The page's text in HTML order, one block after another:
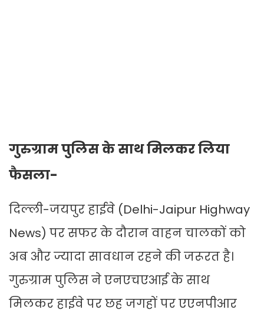
गुरुग्राम पुलिस के साथ मिलकर लिया
फैसला-
दिल्ली-जयपुर हाईवे (Delhi-Jaipur Highway
News) पर सफर के दौरान वाहन चालकों को
अब और ज्यादा सावधान रहने की जरूरत है।
गुरुग्राम पुलिस ने एनएचएआई के साथ
मिलकर हाईवे पर छह जगहों पर एएनपीआर